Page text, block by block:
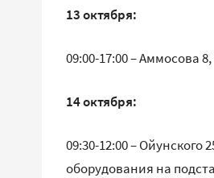
13 октября:
09:00-17:00 – Аммосова
14 октября:
09:30-12:00 – Ойунского
оборудования на